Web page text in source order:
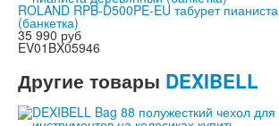
ROLAND RPB-D500PE-EU табурет
(банкетка)
35 990 руб
EV01BX05946
Другие товары DEXIBELL